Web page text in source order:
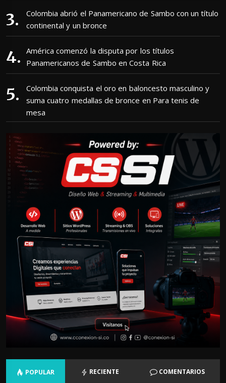
Colombia abrió el Panamericano de Sambo con un título
continental y un bronce
América comenzó la disputa por los títulos
Panamericanos de Sambo en Costa Rica
Colombia conquista el oro en baloncesto masculino y
suma cuatro medallas de bronce en Para tenis de
mesa
POPULAR RECIENTE COMENTARIOS